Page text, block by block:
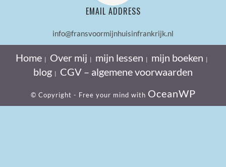
EMAIL ADDRESS
info@fransvoormijnhuisinfrankrijk.nl
Home Over mij mijn lessen
mijn boeken
blog
CGV – algemene voorwaarden
© Copyright - Free your mind with OceanWP